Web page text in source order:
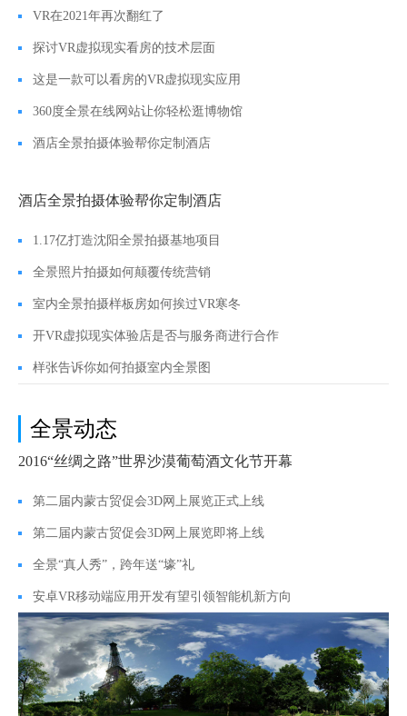
VR在2021年再次翻红了
探讨VR虚拟现实看房的技术层面
这是一款可以看房的VR虚拟现实应用
360度全景在线网站让你轻松逛博物馆
酒店全景拍摄体验帮你定制酒店
酒店全景拍摄体验帮你定制酒店
1.17亿打造沈阳全景拍摄基地项目
全景照片拍摄如何颠覆传统营销
室内全景拍摄样板房如何挨过VR寒冬
开VR虚拟现实体验店是否与服务商进行合作
样张告诉你如何拍摄室内全景图
全景动态
2016“丝绸之路”世界沙漠葡萄酒文化节开幕
第二届内蒙古贸促会3D网上展览正式上线
第二届内蒙古贸促会3D网上展览即将上线
全景“真人秀”，跨年送“壕”礼
安卓VR移动端应用开发有望引领智能机新方向